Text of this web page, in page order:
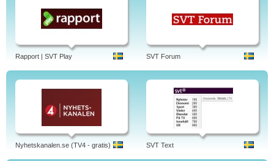
Rapport | SVT Play SVT Forum
Nyhetskanalen.se (TV4 - gratis) SVT Text